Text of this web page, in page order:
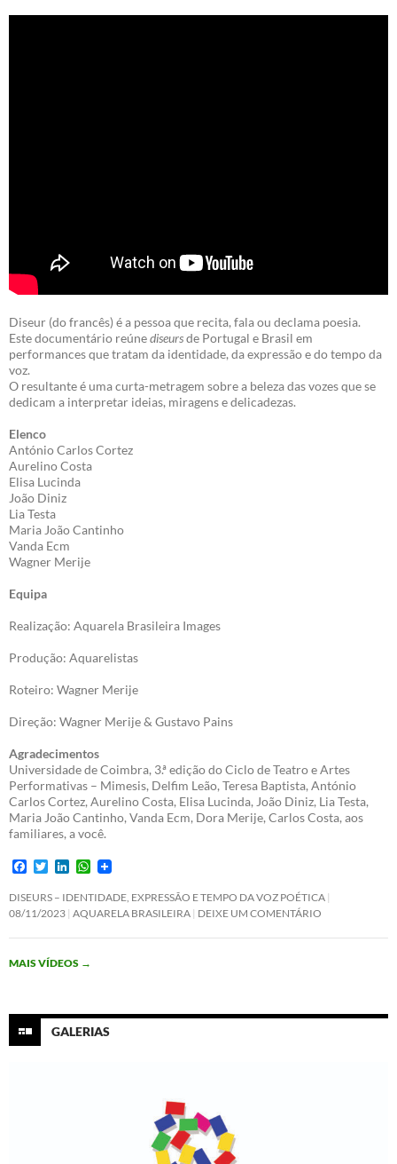
Diseur (do francês) é a pessoa que recita, fala ou declama poesia.
Este documentário reúnediseursde Portugal e Brasil em
performances que tratam da identidade, da expressão e do tempo da
voz.
O resultante é uma curta-metragem sobre a beleza das vozes que se
dedicam a interpretar ideias, miragens e delicadezas.
Elenco
António Carlos Cortez
Aurelino Costa
Elisa Lucinda
João Diniz
Lia Testa
Maria João Cantinho
Vanda Ecm
Wagner Merije
Equipa
Realização: Aquarela Brasileira Images
Produção: Aquarelistas
Roteiro: Wagner Merije
Direção: Wagner Merije & Gustavo Pains
Agradecimentos
Universidade de Coimbra, 3.ª edição do Ciclo de Teatro e Artes
Performativas – Mimesis, Delfim Leão, Teresa Baptista, António
Carlos Cortez, Aurelino Costa, Elisa Lucinda, João Diniz, Lia Testa,
Maria João Cantinho, Vanda Ecm, Dora Merije, Carlos Costa, aos
familiares, a você.
F
c
e
b
o
k
T
i
t
t
e
n
k
e
d
n
W
a
t
s
A
DISEURS – IDENTIDADE, EXPRESSÃO E TEMPO DA VOZ POÉTICA
08/11/2023 AQUARELA BRASILEIRA DEIXE UM COMENTÁRIO
MAIS VÍDEOS →
GALERIAS